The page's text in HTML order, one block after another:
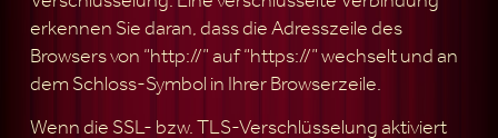
erkennen Sie daran, dass die Adresszeile des
Browsers von “http://” auf “https://” wechselt und an
dem Schloss-Symbol in Ihrer Browserzeile.
Wenn die SSL- bzw. TLS-Verschlüsselung aktiviert